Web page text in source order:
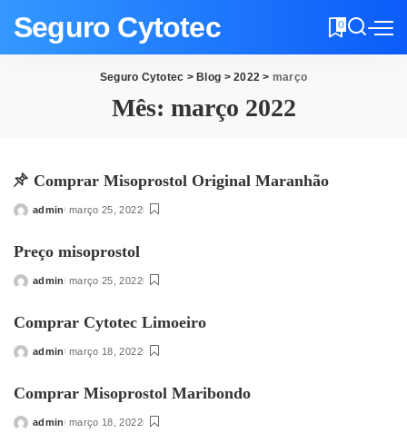
Seguro Cytotec 0
Seguro Cytotec > Blog >2022 > março
Mês: março 2022
Comprar Misoprostol Original Maranhão
Posted
admin março 25, 2022
Preço misoprostol
Posted
admin março 25, 2022
Comprar Cytotec Limoeiro
Posted
admin março 18, 2022
Comprar Misoprostol Maribondo
Posted
admin março 18, 2022